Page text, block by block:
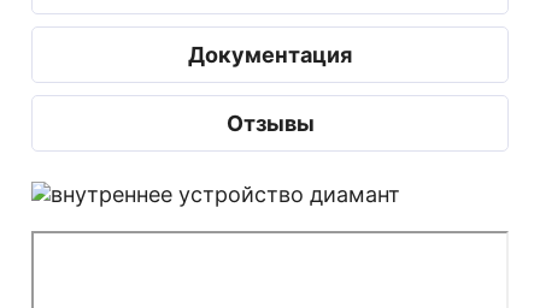
Документация
Отзывы